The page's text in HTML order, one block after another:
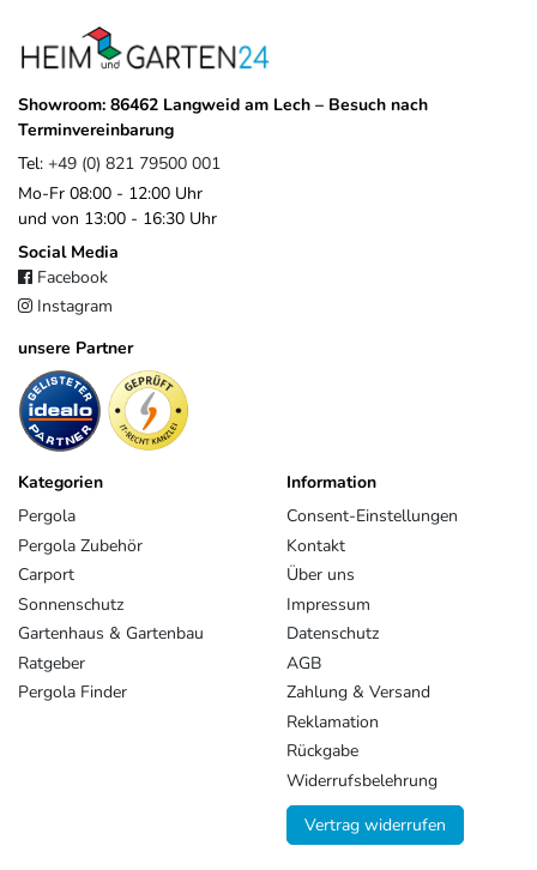
Showroom: 86462 Langweid am Lech – Besuch nach
Terminvereinbarung
Tel: +49 (0) 821 79500 001
Mo-Fr 08:00 - 12:00 Uhr
und von 13:00 - 16:30 Uhr
Social Media
Facebook
Instagram
unsere Partner
Kategorien
Pergola
Pergola Zubehör
Carport
Sonnenschutz
Gartenhaus & Gartenbau
Ratgeber
Pergola Finder
Information
Consent-Einstellungen
Kontakt
Über uns
Impressum
Datenschutz
AGB
Zahlung & Versand
Reklamation
Rückgabe
Widerrufsbelehrung
Vertrag widerrufen